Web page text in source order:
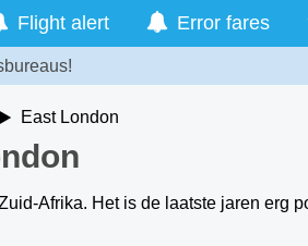
Flight alert Error fares
East London
Afrika. Het is de laatste jaren